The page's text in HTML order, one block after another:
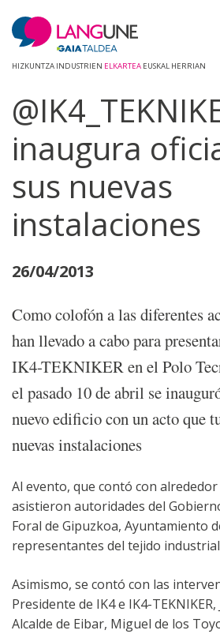
HIZKUNTZA INDUSTRIEN ELKARTEA EUSKAL HERRIAN
inaugura
sus nuevas
instalaciones
26/04/2013
Como colofón a las diferentes
han llevado a cabo para
IK4-TEKNIKER en el Polo
el pasado 10 de abril se
nuevo edificio con un acto que
nuevas instalaciones
Al evento, que contó con
asistieron autoridades del
Foral de Gipuzkoa, Ayuntamiento
representantes del tejido industrial
Asimismo, se contó con las
Presidente de IK4 e IK4-
Alcalde de Eibar, Miguel de los